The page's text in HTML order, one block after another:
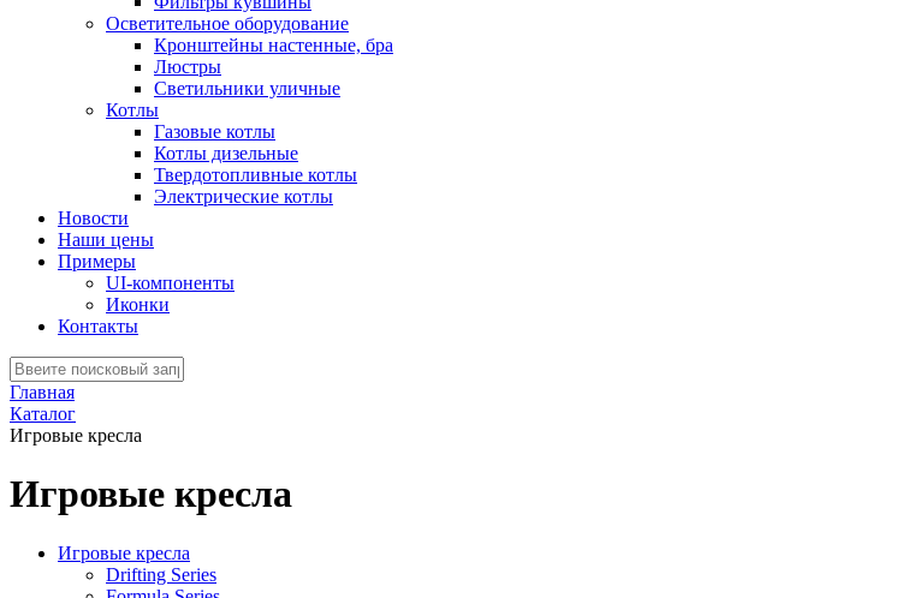
Осветительное оборудование
Кронштейны настенные, бра
Люстры
Светильники уличные
Котлы
Газовые котлы
Котлы дизельные
Твердотопливные котлы
Электрические котлы
Новости
Наши цены
Примеры
UI-компоненты
Иконки
Контакты
Главная
Каталог
Игровые кресла
Игровые кресла
Игровые кресла
Drifting Series